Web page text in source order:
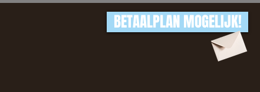
BETAALPLAN MOGELIJK!